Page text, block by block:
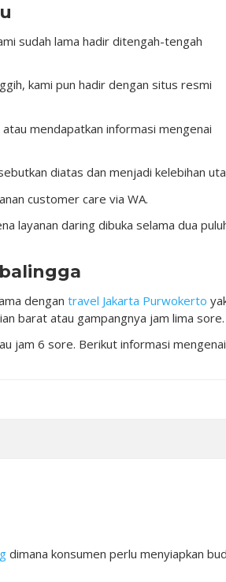
sudah lama hadir ditengah-tengah
kami pun hadir dengan situs resmi
mendapatkan informasi mengenai
diatas dan menjadi kelebihan
customer care via WA.
layanan daring dibuka selama dua
dengan travel Jakarta Purwokerto
barat atau gampangnya jam lima sore.
jam 6 sore. Berikut informasi mengenai
dimana konsumen perlu menyiapkan